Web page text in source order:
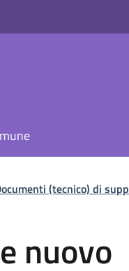
(tecnico) di
nuovo